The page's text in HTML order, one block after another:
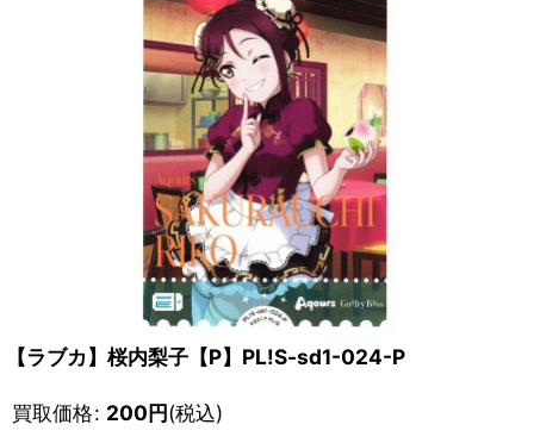
【ラブカ】桜内梨子【P】PL!S-sd1-024-P
買取価格: 200円(税込)